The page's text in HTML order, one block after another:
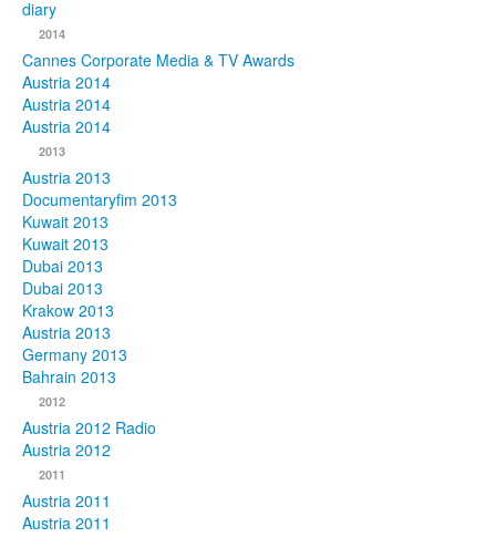
Museums
diary
2014
Cannes Corporate Media & TV Awards
Austria 2014
Austria 2014
Austria 2014
2013
Austria 2013
Documentaryfim 2013
Kuwait 2013
Kuwait 2013
Dubai 2013
Dubai 2013
Krakow 2013
Austria 2013
Germany 2013
Bahrain 2013
2012
Austria 2012 Radio
Austria 2012
2011
Austria 2011
Austria 2011